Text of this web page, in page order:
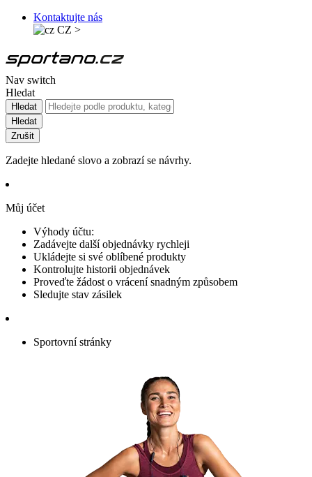
Kontaktujte nás
CZ >
Nav switch
Hledat
Hledat
Hledat
Zrušit
Zadejte hledané slovo a zobrazí se návrhy.
Můj účet
Výhody účtu:
Zadávejte další objednávky rychleji
Ukládejte si své oblíbené produkty
Kontrolujte historii objednávek
Proveďte žádost o vrácení snadným způsobem
Sledujte stav zásilek
Sportovní stránky